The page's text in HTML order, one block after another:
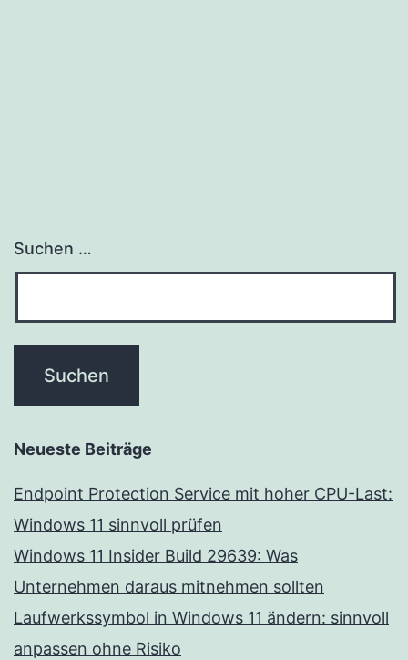
Suchen …
Neueste Beiträge
Endpoint Protection Service mit hoher CPU-Last:
Windows 11 sinnvoll prüfen
Windows 11 Insider Build 29639: Was
Unternehmen daraus mitnehmen sollten
Laufwerkssymbol in Windows 11 ändern: sinnvoll
anpassen ohne Risiko